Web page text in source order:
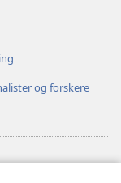
og forskere